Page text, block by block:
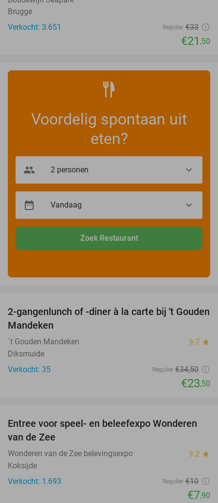
Brugge
Verkocht: 3.651
Regulier €33
€21 ,50
Voordelig spontaan uit
eten?
Zoek Restaurant
32%
2-gangenlunch of -diner à la carte bij 't Gouden
Mandeken
´t Gouden Mandeken 9.7 star
Diksmuide
Verkocht: 35
Regulier €34,50
€23,50
21%
Entree voor speel- en beleefexpo Wonderen
van de Zee
Wonderen van de Zee belevingsexpo 9.2 star
Koksijde
Verkocht: 1.693
Regulier €10
€7,90